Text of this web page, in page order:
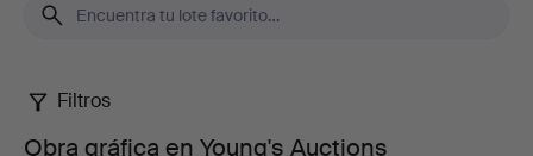
Obra
Filtros
Obra gráfica en Young's Auctions